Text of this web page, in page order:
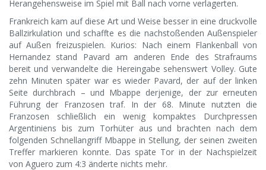
Herangehensweise im Spiel mit Ball nach vorne verlagerten.
Frankreich kam auf diese Art und Weise besser in eine druckvolle
Ballzirkulation und schaffte es die nachstoßenden Außenspieler
auf Außen freizuspielen. Kurios: Nach einem Flankenball von
Hernandez stand Pavard am anderen Ende des Strafraums
bereit und verwandelte die Hereingabe sehenswert Volley. Gute
zehn Minuten später war es wieder Pavard, der auf der linken
Seite durchbrach – und Mbappe derjenige, der zur erneuten
Führung der Franzosen traf. In der 68. Minute nutzten die
Franzosen schließlich ein wenig kompaktes Durchpressen
Argentiniens bis zum Torhüter aus und brachten nach dem
folgenden Schnellangriff Mbappe in Stellung, der seinen zweiten
Treffer markieren konnte. Das späte Tor in der Nachspielzeit
von Aguero zum 4:3 änderte nichts mehr.